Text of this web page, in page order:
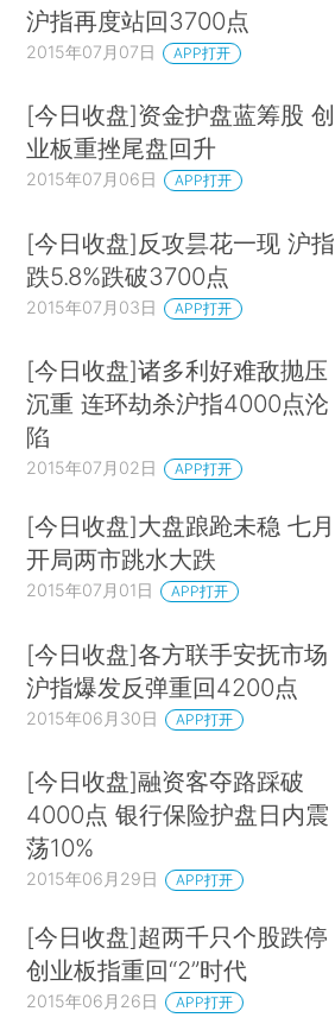
沪指再度站回3700点
2015年07月07日 APP打开
[今日收盘]资金护盘蓝筹股 创
业板重挫尾盘回升
2015年07月06日 APP打开
[今日收盘]反攻昙花一现 沪指
跌5.8%跌破3700点
2015年07月03日 APP打开
[今日收盘]诸多利好难敌抛压
沉重 连环劫杀沪指4000点沦
陷
2015年07月02日 APP打开
[今日收盘]大盘踉跄未稳 七月
开局两市跳水大跌
2015年07月01日 APP打开
[今日收盘]各方联手安抚市场
沪指爆发反弹重回4200点
2015年06月30日 APP打开
[今日收盘]融资客夺路踩破
4000点 银行保险护盘日内震
荡10%
2015年06月29日 APP打开
[今日收盘]超两千只个股跌停
创业板指重回“2”时代
2015年06月26日 APP打开